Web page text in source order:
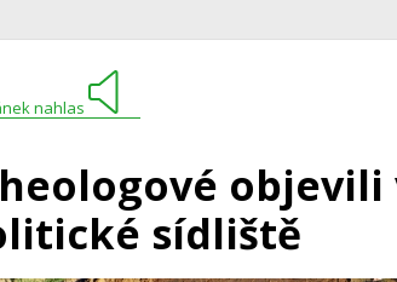
nahlas
objevili
sídliště